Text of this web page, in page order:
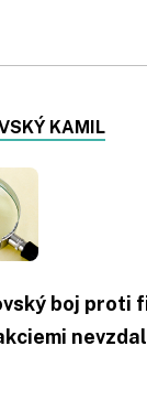
KAMIL
boj proti